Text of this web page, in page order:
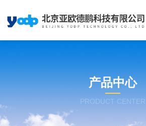
产品中心
PRODUCT CENTER